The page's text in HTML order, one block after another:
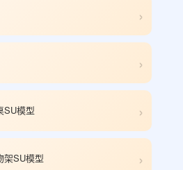
›
›
SU模型 ›
架SU模型 ›